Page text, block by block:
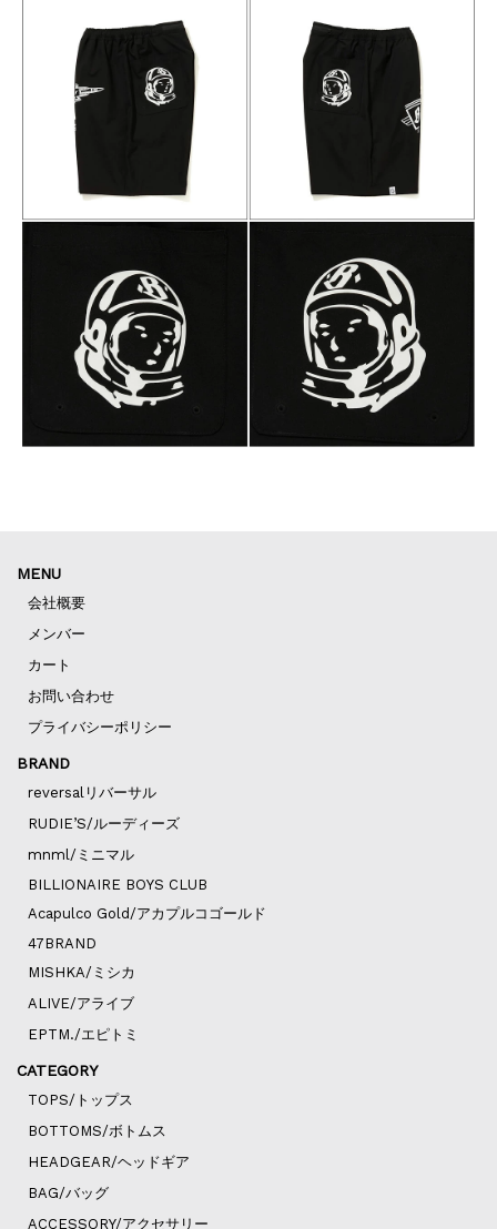
MENU
会社概要
メンバー
カート
お問い合わせ
プライバシーポリシー
BRAND
reversalリバーサル
RUDIE’S/ルーディーズ
mnml/ミニマル
BILLIONAIRE BOYS CLUB
Acapulco Gold/アカプルコゴールド
47BRAND
MISHKA/ミシカ
ALIVE/アライブ
EPTM./エピトミ
CATEGORY
TOPS/トップス
BOTTOMS/ボトムス
HEADGEAR/ヘッドギア
BAG/バッグ
ACCESSORY/アクセサリー